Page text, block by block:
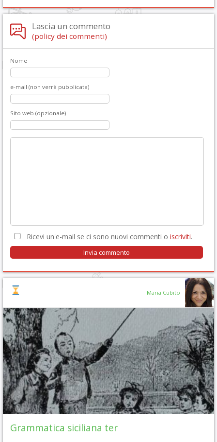
Lascia un commento
(policy dei commenti)
Nome
e-mail (non verrà pubblicata)
Sito web (opzionale)
Ricevi un'e-mail se ci sono nuovi commenti o iscriviti.
Maria Cubito
Grammatica siciliana ter